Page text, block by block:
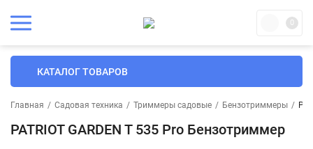
0
КАТАЛОГ ТОВАРОВ
Главная / Садовая техника / Триммеры садовые / Бензотриммеры /
PATRIOT GARDEN T 535 Pro Бензотриммер